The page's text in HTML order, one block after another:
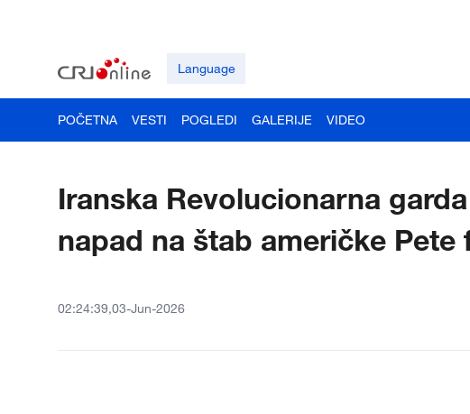
Language
POČETNA VESTI POGLEDI GALERIJE VIDEO
Iranska Revolucionarna
napad na štab američke Pete
02:24:39,03-Jun-2026